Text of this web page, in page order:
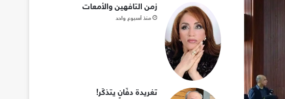
زمن التافهين والأمعات
منذ أسبوع واحد
تغريدة دفّانٍ يتذكّر!